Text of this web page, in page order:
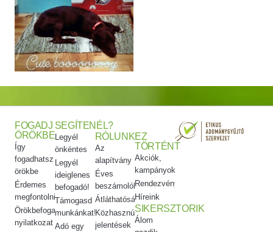
FOGADJ
ÖRÖKBE
Így
fogadhatsz
örökbe
Érdemes
megfontolni
Örökbefogadói
nyilatkozat
SEGÍTENÉL?
Legyél
önkéntes
Legyél
ideiglenes
befogadó!
Támogasd
munkánkat!
Adó egy
RÓLUNK
Az
alapítvány
Éves
beszámolók
Átláthatóság
Közhasznúsági
jelentések
EZ
TÖRTÉNT
Akciók,
kampányok
Rendezvényeink
Híreink
SIKERSZTORIK
Álom